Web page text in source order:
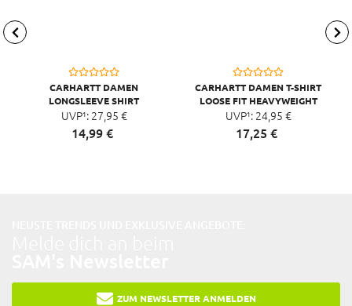
CARHARTT DAMEN
LONGSLEEVE SHIRT
LOCKHART GRAPHIC
UVP¹: 27,95 €
14,99 €
CARHARTT DAMEN T-SHIRT
LOOSE FIT HEAVYWEIGHT
LOGO GRAPHIC
UVP¹: 24,95 €
17,25 €
ZUM NEWSLETTER ANMELDEN